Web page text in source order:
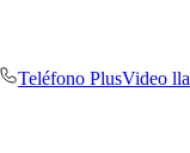
Teléfono PlusVideo